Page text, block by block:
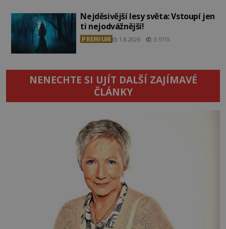
Nejděsivější lesy světa: Vstoupí jen
ti nejodvážnější!
PREMIUM 1.8.2026 3.5TIS
NENECHTE SI UJÍT DALŠÍ ZAJÍMAVÉ
ČLÁNKY